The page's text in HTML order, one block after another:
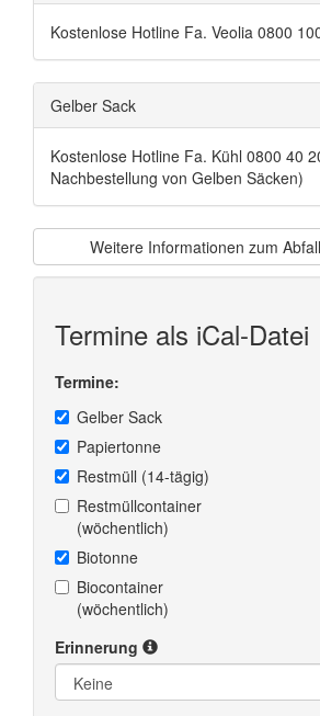
Kostenlose Hotline Fa. Veolia 0800
Gelber Sack
Kostenlose Hotline Fa. Kühl 0800 40
Nachbestellung von Gelben Säcken)
Weitere Informationen zum
Termine als iCal-Datei
Termine:
Gelber Sack
Papiertonne
Restmüll (14-tägig)
Restmüllcontainer
(wöchentlich)
Biotonne
Biocontainer
(wöchentlich)
Erinnerung